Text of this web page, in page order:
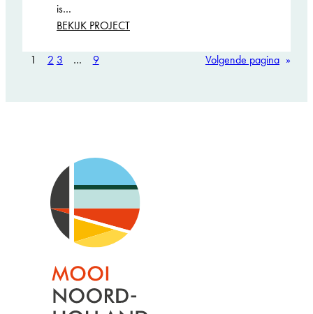
is…
BEKIJK PROJECT:
1
2 3 … 9 Volgende pagina »